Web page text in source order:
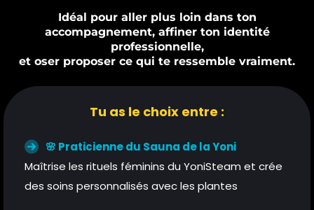
Idéal pour aller plus loin dans ton
accompagnement, affiner ton identité
professionnelle,
et oser proposer ce qui te ressemble vraiment.
Tu as le choix entre :
🌸 Praticienne du Sauna de la Yoni
Maîtrise les rituels féminins du YoniSteam et crée
des soins personnalisés avec les plantes